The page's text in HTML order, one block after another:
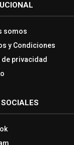
somos
y Condiciones
de privacidad
SOCIALES